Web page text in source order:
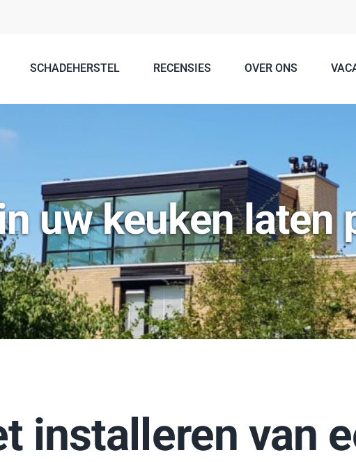
SCHADEHERSTEL RECENSIES OVER ONS
uw keuken laten
installeren van